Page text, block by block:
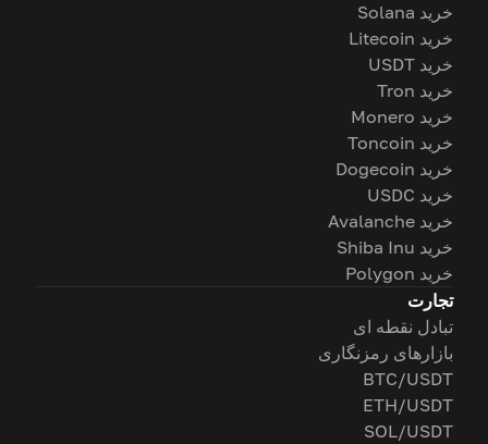
خرید Solana
خرید Litecoin
خرید USDT
خرید Tron
خرید Monero
خرید Toncoin
خرید Dogecoin
خرید USDC
خرید Avalanche
خرید Shiba Inu
خرید Polygon
تجارت
تبادل نقطه ای
بازارهای رمزنگاری
BTC/USDT
ETH/USDT
SOL/USDT